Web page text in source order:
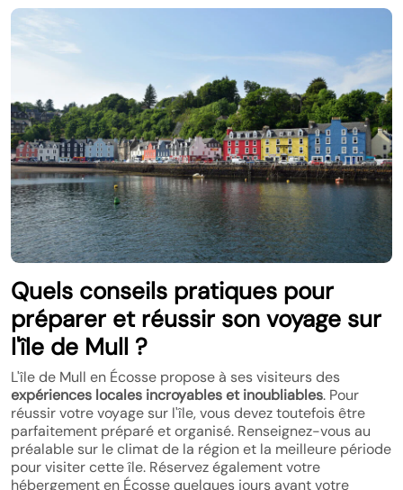
Quels conseils pratiques pour
préparer et réussir son voyage sur
l'île de Mull ?
L'île de Mull en Écosse propose à ses visiteurs des
expériences locales incroyables et inoubliables. Pour
réussir votre voyage sur l'île, vous devez toutefois être
parfaitement préparé et organisé. Renseignez-vous au
préalable sur le climat de la région et la meilleure période
pour visiter cette île. Réservez également votre
hébergement en Écosse quelques jours avant votre